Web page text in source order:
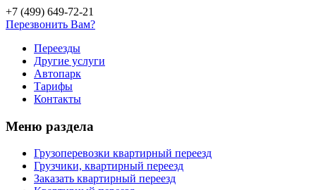
+7 (499) 649-72-21
Перезвонить Вам?
Переезды
Другие услуги
Автопарк
Тарифы
Контакты
Меню раздела
Грузоперевозки квартирный переезд
Грузчики, квартирный переезд
Заказать квартирный переезд